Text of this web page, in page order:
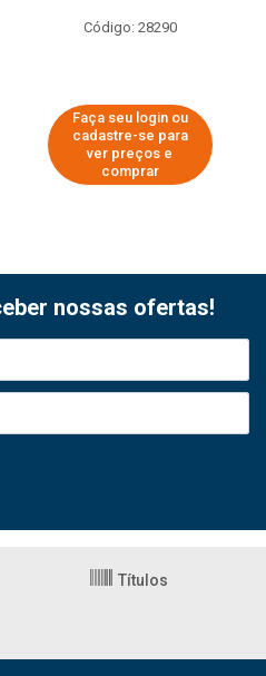
Código: 28290
Faça seu login ou
cadastre-se para
ver preços e
comprar
nossas ofertas!
Títulos